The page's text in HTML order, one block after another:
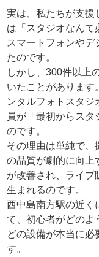
実は、私たちが支援
は「スタジオなんて
スマートフォンやデ
たのです。
しかし、300件以上
いたことがあります
ンタルフォトスタジ
員が「最初からス
のです。
その理由は単純で、
の品質が劇的に向上
が改善され、ライブ
生まれるのです。
西中島南方駅の近く
て、初心者がどのよ
どの設備が本当に必
す。